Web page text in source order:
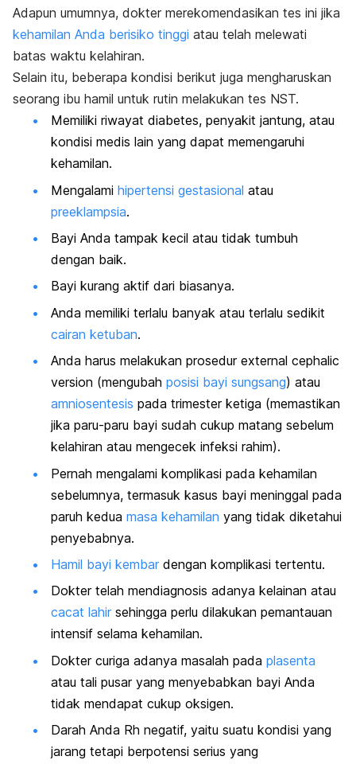
Adapun umumnya, dokter merekomendasikan tes ini jika
kehamilan Anda berisiko tinggi atau telah melewati
batas waktu kelahiran.
Selain itu, beberapa kondisi berikut juga mengharuskan
seorang ibu hamil untuk rutin melakukan tes NST.
Memiliki riwayat diabetes, penyakit jantung, atau
kondisi medis lain yang dapat memengaruhi
kehamilan.
Mengalami hipertensi gestasional atau
preeklampsia.
Bayi Anda tampak kecil atau tidak tumbuh
dengan baik.
Bayi kurang aktif dari biasanya.
Anda memiliki terlalu banyak atau terlalu sedikit
cairan ketuban.
Anda harus melakukan prosedur external cephalic
version (mengubah posisi bayi sungsang) atau
amniosentesis pada trimester ketiga (memastikan
jika paru-paru bayi sudah cukup matang sebelum
kelahiran atau mengecek infeksi rahim).
Pernah mengalami komplikasi pada kehamilan
sebelumnya, termasuk kasus bayi meninggal pada
paruh kedua masa kehamilan yang tidak diketahui
penyebabnya.
Hamil bayi kembar dengan komplikasi tertentu.
Dokter telah mendiagnosis adanya kelainan atau
cacat lahir sehingga perlu dilakukan pemantauan
intensif selama kehamilan.
Dokter curiga adanya masalah pada plasenta
atau tali pusar yang menyebabkan bayi Anda
tidak mendapat cukup oksigen.
Darah Anda Rh negatif, yaitu suatu kondisi yang
jarang tetapi berpotensi serius yang